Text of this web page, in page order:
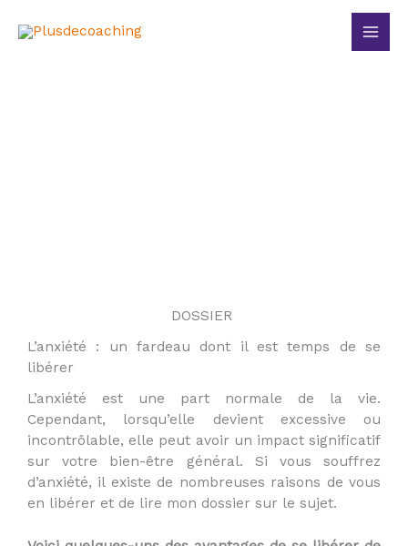
Main
DOSSIER
L’anxiété : un fardeau dont il est temps de se
libérer
L’anxiété est une part normale de la vie.
Cependant, lorsqu’elle devient excessive ou
incontrôlable, elle peut avoir un impact significatif
sur votre bien-être général. Si vous souffrez
d’anxiété, il existe de nombreuses raisons de vous
en libérer et de lire mon dossier sur le sujet.